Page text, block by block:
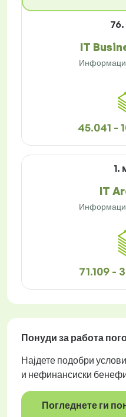
IT
45.041 -
1.
IT
71.109 -
Понуди за работа
Најдете подобри
и нефинансиски
Погледнете ги